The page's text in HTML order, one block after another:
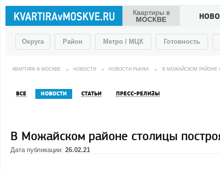
Квартиры в
МОСКВЕ
Округа Район Метро / МЦК Готовность
КВАРТИРА В МОСКВЕ → НОВОСТИ → НОВОСТИ РЫНКА → В МОЖАЙСКОМ РАЙОНЕ
ВСЕ НОВОСТИ СТАТЬИ ПРЕСС-РЕЛИЗЫ
В Можайском районе столицы
Дата публикации: 26.02.21